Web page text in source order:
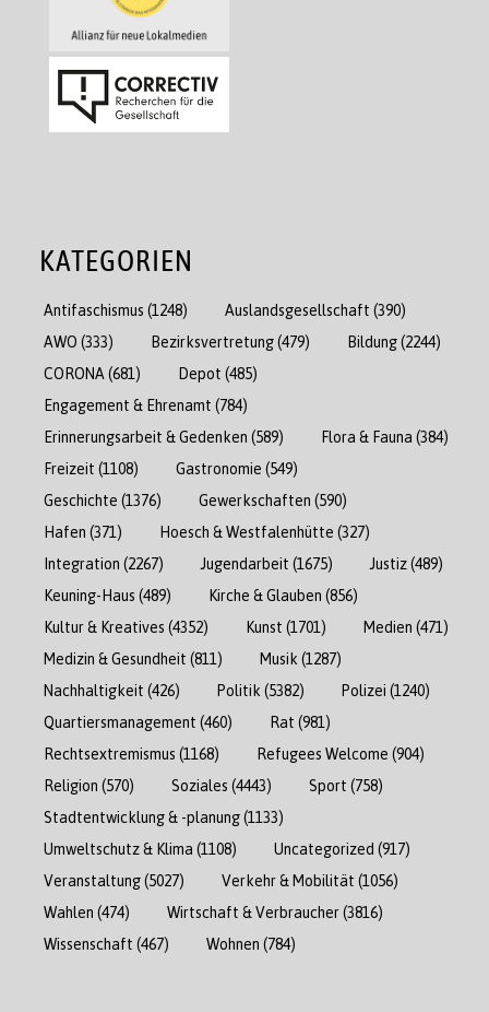
KATEGORIEN
Antifaschismus (1248) Auslandsgesellschaft (390)
AWO (333) Bezirksvertretung(479) Bildung(2244)
CORONA (681) Depot (485)
Engagement & Ehrenamt (784)
Erinnerungsarbeit & Gedenken (589) Flora & Fauna (384)
Freizeit (1108) Gastronomie (549)
Geschichte (1376) Gewerkschaften (590)
Hafen (371) Hoesch & Westfalenhütte (327)
Integration (2267) Jugendarbeit (1675) Justiz(489)
Keuning-Haus (489) Kirche & Glauben (856)
Kultur & Kreatives (4352) Kunst (1701) Medien (471)
Medizin & Gesundheit (811) Musik (1287)
Nachhaltigkeit (426) Politik (5382) Polizei (1240)
Quartiersmanagement (460) Rat (981)
Rechtsextremismus (1168) Refugees Welcome (904)
Religion (570) Soziales (4443) Sport (758)
Stadtentwicklung & -planung(1133)
Umweltschutz & Klima (1108) Uncategorized (917)
Veranstaltung(5027) Verkehr & Mobilität (1056)
Wahlen (474) Wirtschaft & Verbraucher(3816)
Wissenschaft (467) Wohnen (784)